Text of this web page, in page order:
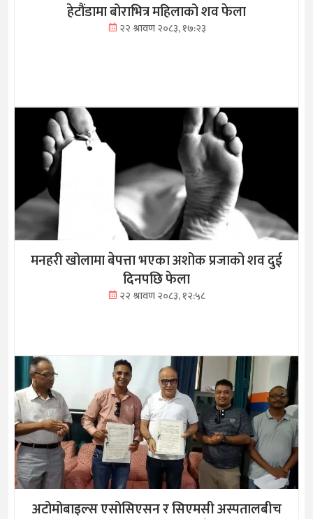
हेटौंडामा बोराभित्र महिलाको शव फेला
२२ श्रावण २०८३, १७:२३
मनहरी खोलामा बेपत्ता भएका अशोक प्रजाको शव दुई
दिनपछि फेला
२२ श्रावण २०८३, १२:५८
अटोमोबाइल्स एसोसिएसन र सिएमसी अस्पतालबीच